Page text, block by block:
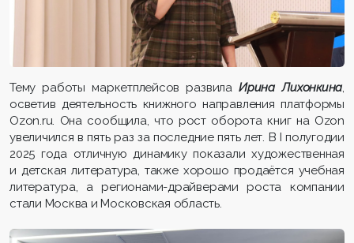
Тему работы маркетплейсов развилаИрина Лихонкина,
осветив деятельность книжного направления платформы
Ozon.ru. Она сообщила, что рост оборота книг на Ozon
увеличился в пять раз за последние пять лет. В I полугодии
2025 года отличную динамику показали художественная
и детская литература, также хорошо продаётся учебная
литература, а регионами-драйверами роста компании
стали Москва и Московская область.